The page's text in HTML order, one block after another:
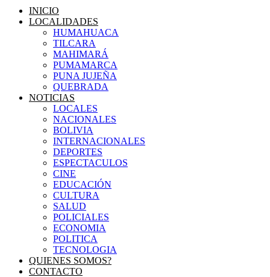
INICIO
LOCALIDADES
HUMAHUACA
TILCARA
MAHIMARÁ
PUMAMARCA
PUNA JUJEÑA
QUEBRADA
NOTICIAS
LOCALES
NACIONALES
BOLIVIA
INTERNACIONALES
DEPORTES
ESPECTACULOS
CINE
EDUCACIÓN
CULTURA
SALUD
POLICIALES
ECONOMIA
POLITICA
TECNOLOGIA
QUIENES SOMOS?
CONTACTO